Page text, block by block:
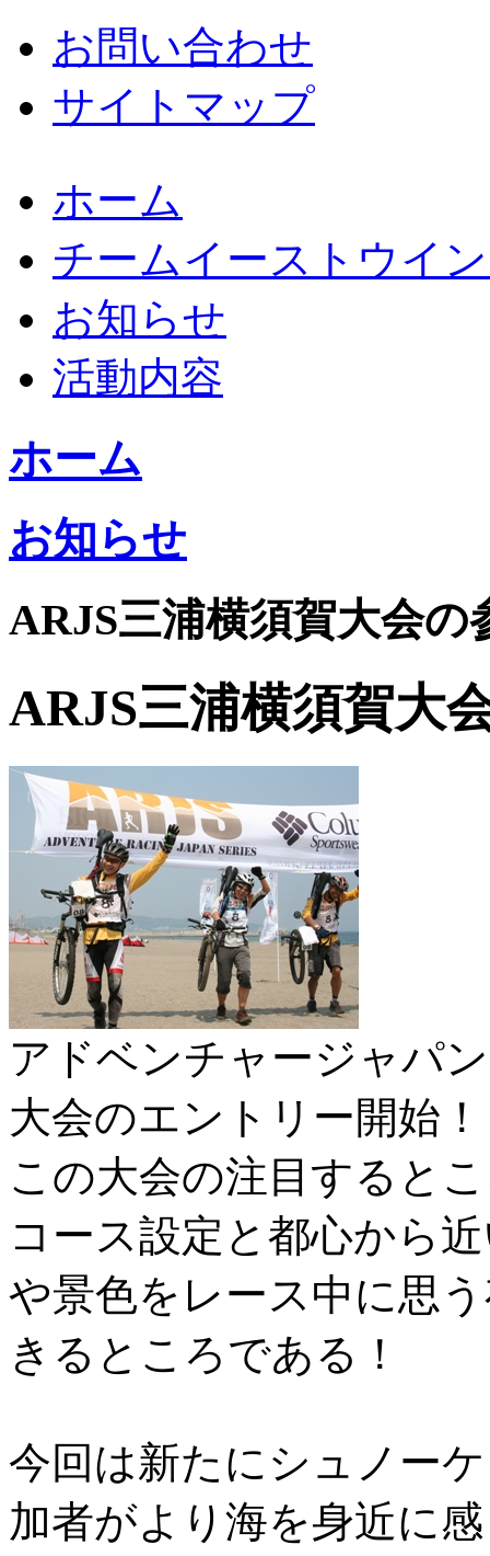
お問い合わせ
サイトマップ
ホーム
チームイーストウイ
お知らせ
活動内容
ホーム
お知らせ
ARJS三浦横須賀大会の
ARJS三浦横須賀大
アドベンチャージャパ
大会のエントリー開始！
この大会の注目すると
コース設定と都心から
や景色をレース中に思
きるところである！
今回は新たにシュノー
加者がより海を身近に